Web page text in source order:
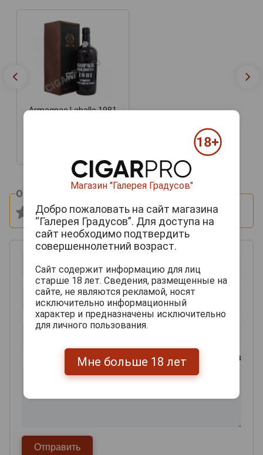
Armagnac Laballe 1981
Оцените и напишите отзыв:
0из 2000 знаков
Магазин "Галерея Градусов"
Добро пожаловать на сайт магазина
“Галерея Градусов”. Для доступа на
сайт необходимо подтвердить
совершеннолетний возраст.
Сайт содержит информацию для лиц
старше 18 лет. Сведения, размещенные на
сайте, не являются рекламой, носят
исключительно информационный
характер и предназначены исключительно
для личного пользования.
Мне больше 18 лет